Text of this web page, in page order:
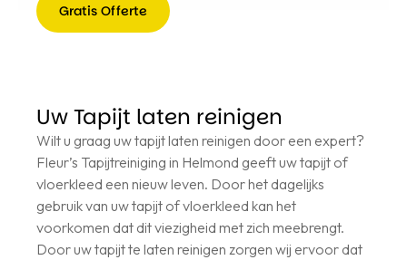
Gratis Offerte
Uw Tapijt laten reinigen
Wilt u graag uw tapijt laten reinigen door een expert?
Fleur’s Tapijtreiniging in Helmond geeft uw tapijt of
vloerkleed een nieuw leven. Door het dagelijks
gebruik van uw tapijt of vloerkleed kan het
voorkomen dat dit viezigheid met zich meebrengt.
Door uw tapijt te laten reinigen zorgen wij ervoor dat